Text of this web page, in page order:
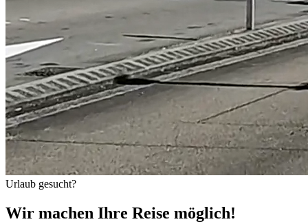
Urlaub gesucht?
Wir machen Ihre Reise möglich!